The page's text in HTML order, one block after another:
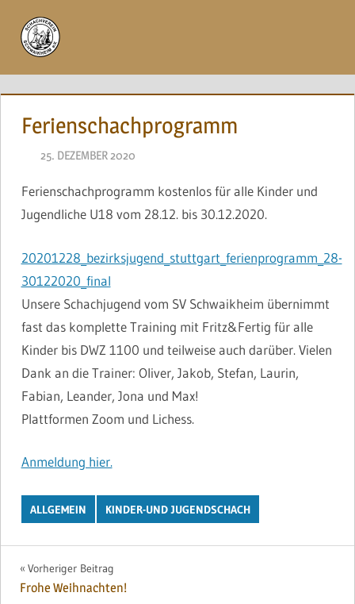
Inhalt
springen
Ferienschachprogramm
25. DEZEMBER 2020
Ferienschachprogramm kostenlos für alle Kinder und
Jugendliche U18 vom 28.12. bis 30.12.2020.
20201228_bezirksjugend_stuttgart_ferienprogramm_28-
30122020_final
Unsere Schachjugend vom SV Schwaikheim übernimmt
fast das komplette Training mit Fritz&Fertig für alle
Kinder bis DWZ 1100 und teilweise auch darüber. Vielen
Dank an die Trainer: Oliver, Jakob, Stefan, Laurin,
Fabian, Leander, Jona und Max!
Plattformen Zoom und Lichess.
Anmeldung hier.
ALLGEMEIN KINDER-UND JUGENDSCHACH
Beitragsnavigation
Vorheriger Beitrag
Frohe Weihnachten!